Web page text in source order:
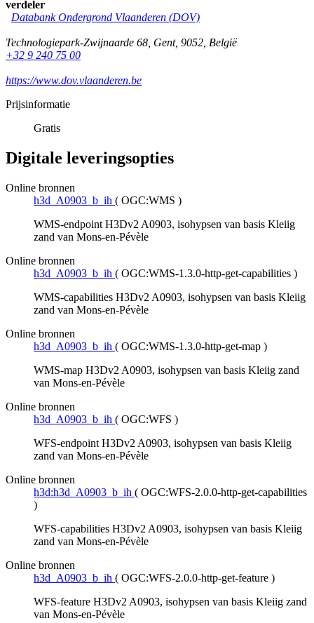
verdeler
Databank Ondergrond Vlaanderen (DOV)
Technologiepark-Zwijnaarde 68, Gent, 9052, België
+32 9 240 75 00
https://www.dov.vlaanderen.be
Prijsinformatie
Gratis
Digitale leveringsopties
Online bronnen
h3d_A0903_b_ih ( OGC:WMS )
WMS-endpoint H3Dv2 A0903, isohypsen van basis Kleiig
zand van Mons-en-Pévèle
Online bronnen
h3d_A0903_b_ih ( OGC:WMS-1.3.0-http-get-capabilities )
WMS-capabilities H3Dv2 A0903, isohypsen van basis Kleiig
zand van Mons-en-Pévèle
Online bronnen
h3d_A0903_b_ih ( OGC:WMS-1.3.0-http-get-map )
WMS-map H3Dv2 A0903, isohypsen van basis Kleiig zand
van Mons-en-Pévèle
Online bronnen
h3d_A0903_b_ih ( OGC:WFS )
WFS-endpoint H3Dv2 A0903, isohypsen van basis Kleiig
zand van Mons-en-Pévèle
Online bronnen
h3d:h3d_A0903_b_ih ( OGC:WFS-2.0.0-http-get-capabilities
)
WFS-capabilities H3Dv2 A0903, isohypsen van basis Kleiig
zand van Mons-en-Pévèle
Online bronnen
h3d_A0903_b_ih ( OGC:WFS-2.0.0-http-get-feature )
WFS-feature H3Dv2 A0903, isohypsen van basis Kleiig zand
van Mons-en-Pévèle